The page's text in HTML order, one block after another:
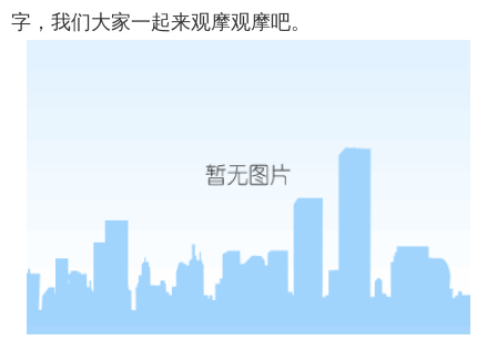
字，我们大家一起来观摩观摩吧。